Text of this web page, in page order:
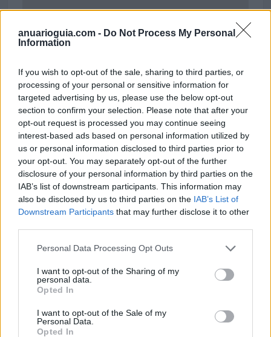
anuarioguia.com - Do Not Process My Personal
Information
If you wish to opt-out of the sale, sharing to third parties, or
processing of your personal or sensitive information for
targeted advertising by us, please use the below opt-out
section to confirm your selection. Please note that after your
opt-out request is processed you may continue seeing
interest-based ads based on personal information utilized by
us or personal information disclosed to third parties prior to
your opt-out. You may separately opt-out of the further
disclosure of your personal information by third parties on the
IAB’s list of downstream participants. This information may
also be disclosed by us to third parties on the IAB’s List of
Downstream Participants that may further disclose it to other
Personal Data Processing Opt Outs
I want to opt-out of the Sharing of my
personal data.
Opted In
I want to opt-out of the Sale of my
Personal Data.
Opted In
Cubiertas de Pizarra D. Villacorta
Calle Santa María, 10
40430 Bernardos (Segovia)
Latitud: 41.124817, longitud: -4.351163
Región